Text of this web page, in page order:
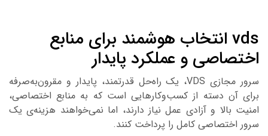
vds انتخاب هوشمند برای منابع
و عملکرد پایدار
سرور مجازی VDS، یک راه‌حل قدرتمند، پایدار و مقرون‌به‌صرفه
آن دسته از کسب‌وکارهایی است که به منابع اختصاصی،
بالا و آزادی عمل نیاز دارند، اما نمی‌خواهند هزینه‌ی یک
اختصاصی کامل را پرداخت کنند.